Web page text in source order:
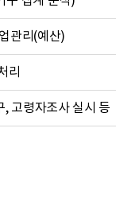
관리(예산)
리
, 고령자조사 실시 등